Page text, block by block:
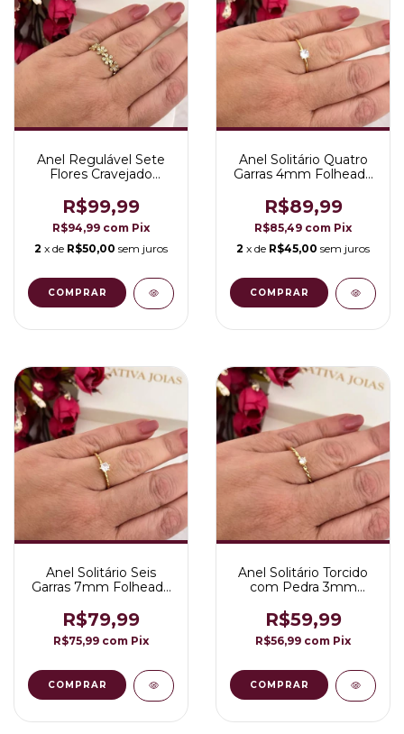
Anel Regulável Sete
Flores Cravejado
R$99,99
R$94,99 com Pix
2 x de R$50,00 sem juros
COMPRAR
Anel Solitário Quatro
Garras 4mm Folheado
R$89,99
R$85,49 com Pix
2 x de R$45,00 sem juros
COMPRAR
Anel Solitário Seis
Garras 7mm Folheado
R$79,99
R$75,99 com Pix
COMPRAR
Anel Solitário Torcido
com Pedra 3mm
R$59,99
R$56,99 com Pix
COMPRAR